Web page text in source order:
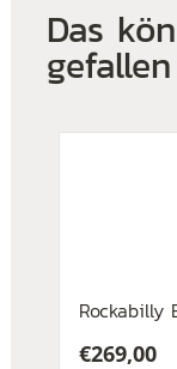
Das
€269,00